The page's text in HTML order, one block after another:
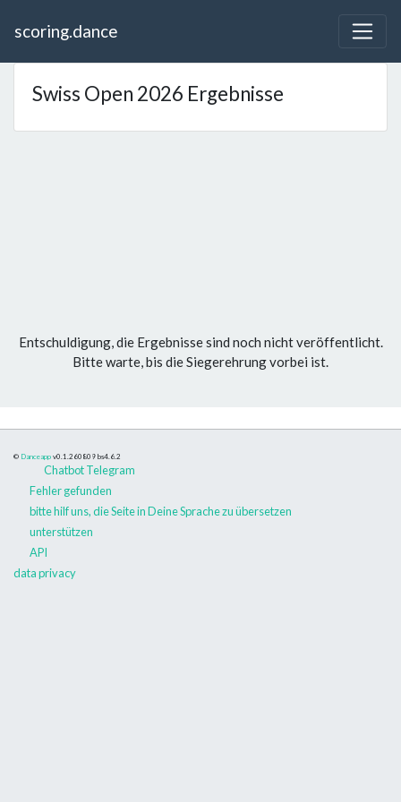
scoring.dance
Swiss Open 2026 Ergebnisse
Entschuldigung, die Ergebnisse sind noch nicht veröffentlicht.
Bitte warte, bis die Siegerehrung vorbei ist.
© Danceapp v0.1.260809 bs4.6.2
Chatbot Telegram
Fehler gefunden
bitte hilf uns, die Seite in Deine Sprache zu übersetzen
unterstützen
API
data privacy